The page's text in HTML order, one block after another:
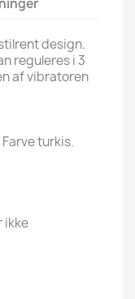
design.
reguleres i 3
af vibratoren
turkis.
ikke